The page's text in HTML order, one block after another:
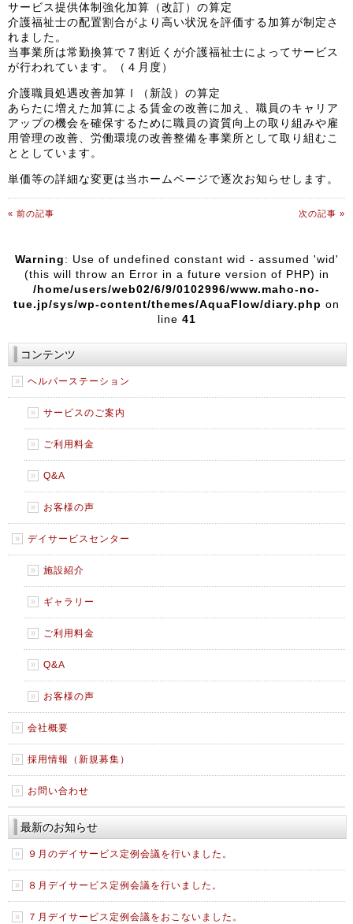
サービス提供体制強化加算（改訂）の算定
介護福祉士の配置割合がより高い状況を評価する加算が制定さ
れました。
当事業所は常勤換算で７割近くが介護福祉士によってサービス
が行われています。（４月度）
介護職員処遇改善加算Ⅰ（新設）の算定
あらたに増えた加算による賃金の改善に加え、職員のキャリア
アップの機会を確保するために職員の資質向上の取り組みや雇
用管理の改善、労働環境の改善整備を事業所として取り組むこ
ととしています。
単価等の詳細な変更は当ホームページで逐次お知らせします。
« 前の記事 次の記事 »
Warning: Use of undefined constant wid - assumed 'wid'
(this will throw an Error in a future version of PHP) in
/home/users/web02/6/9/0102996/www.maho-no-
tue.jp/sys/wp-content/themes/AquaFlow/diary.php on
line 41
コンテンツ
ヘルパーステーション
サービスのご案内
ご利用料金
Q&A
お客様の声
デイサービスセンター
施設紹介
ギャラリー
ご利用料金
Q&A
お客様の声
会社概要
採用情報（新規募集）
お問い合わせ
最新のお知らせ
９月のデイサービス定例会議を行いました。
８月デイサービス定例会議を行いました。
７月デイサービス定例会議をおこないました。